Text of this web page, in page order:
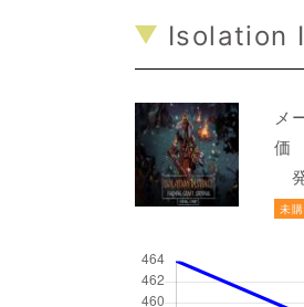
Isolation
メ
価
未